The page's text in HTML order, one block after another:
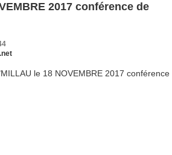
2017 conférence de